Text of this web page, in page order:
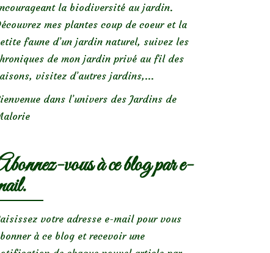
la biodiversité au jardin.
mes plantes coup de coeur et la
faune d’un jardin naturel, suivez les
de mon jardin privé au fil des
visitez d’autres jardins,...
dans l’univers des Jardins de
vous à ce blog par e-
votre adresse e-mail pour vous
à ce blog et recevoir une